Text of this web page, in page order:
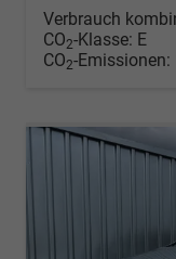
Verbrauch
CO2-Klasse: E
CO2-Emissionen: